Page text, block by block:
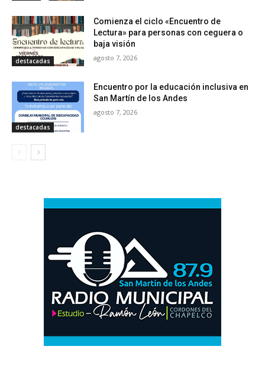
destacadas
Comienza el ciclo «Encuentro de
Lectura» para personas con ceguera o
baja visión
agosto 7, 2026
destacadas
Encuentro por la educación inclusiva en
San Martín de los Andes
agosto 7, 2026